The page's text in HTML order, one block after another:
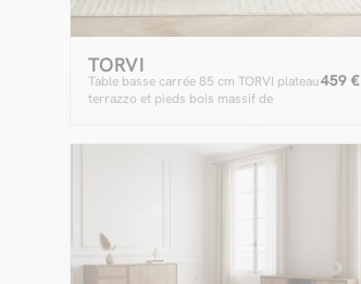
TORVI
Table basse carrée 85 cm TORVI plateau
terrazzo et pieds bois massif de
459 €